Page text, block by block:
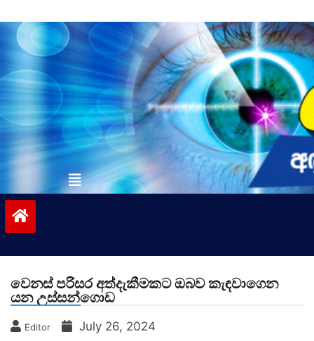
to
contentvinivida.lk
වෙනස් පරිසර අත්දැකීමකට ඔබව කැඳවාගෙන
යන උස්සන්ගොඩ
Editor July 26, 2024